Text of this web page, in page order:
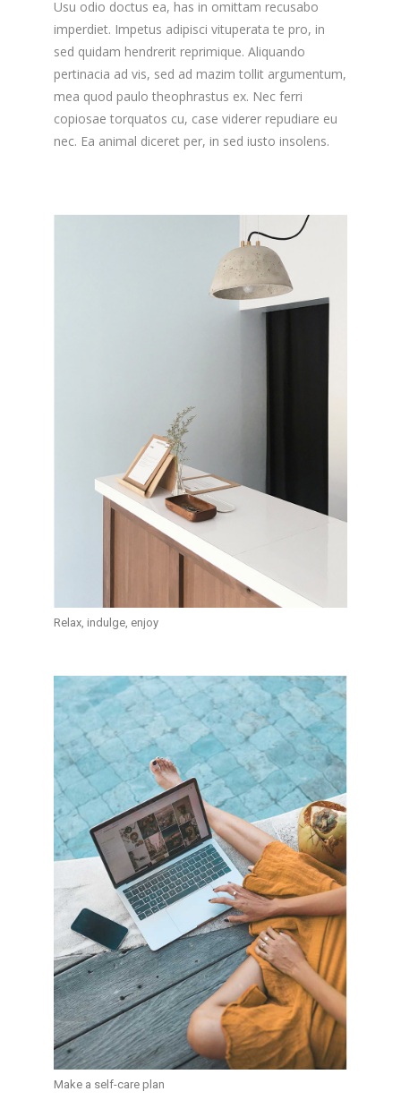
Usu odio doctus ea, has in omittam recusabo
imperdiet. Impetus adipisci vituperata te pro, in
sed quidam hendrerit reprimique. Aliquando
pertinacia ad vis, sed ad mazim tollit argumentum,
mea quod paulo theophrastus ex. Nec ferri
copiosae torquatos cu, case viderer repudiare eu
nec. Ea animal diceret per, in sed iusto insolens.
Relax, indulge, enjoy
Make a self-care plan